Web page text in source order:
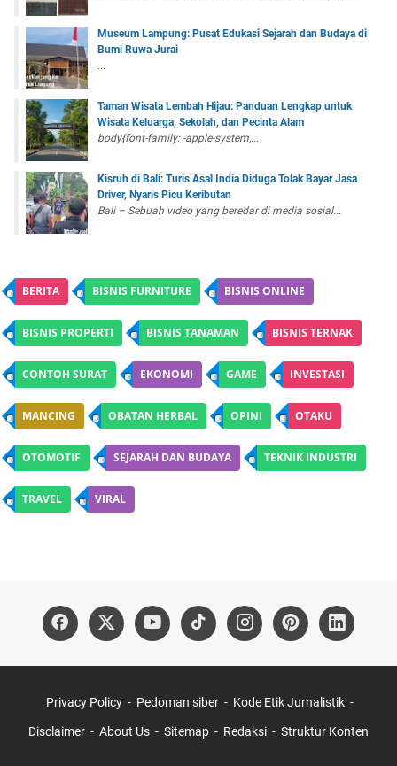
Museum Lampung: Pusat Edukasi Sejarah dan Budaya di
Bumi Ruwa Jurai
Taman Wisata Lembah Hijau: Panduan Lengkap untuk
Wisata Keluarga, Sekolah, dan Pecinta Alam
body{font-family: -apple-system,...
Kisruh di Bali: Turis Asal India Diduga Tolak Bayar Jasa
Driver, Nyaris Picu Keributan
Bali – Sebuah video yang beredar di media sosial...
BERITA BISNIS FURNITURE BISNIS ONLINE
BISNIS PROPERTI BISNIS TANAMAN BISNIS TERNAK
CONTOH SURAT EKONOMI GAME INVESTASI
MANCING OBATAN HERBAL OPINI OTAKU
OTOMOTIF SEJARAH DAN BUDAYA TEKNIK INDUSTRI
TRAVEL VIRAL
Privacy Policy Pedoman siber Kode Etik Jurnalistik
Disclaimer About Us Sitemap Redaksi Struktur Konten